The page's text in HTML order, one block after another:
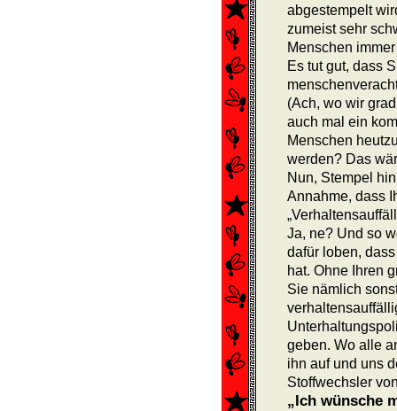
abgestempelt
zumeist sehr
Menschen
Es tut gut, dass
(Ach, wo wir
auch mal ein
Menschen
werden? Das
Nun, Stempel
Annahme, dass
Ja, ne? Und so
dafür loben,
hat. Ohne Ihren
Sie nämlich
geben. Wo alle
ihn auf und uns
Stoffwechsler
„Ich wünsche